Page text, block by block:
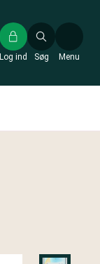
Søg
Log ind Menu